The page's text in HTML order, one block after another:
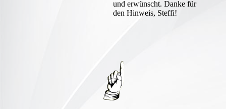
und erwünscht. Danke für
den Hinweis, Steffi!